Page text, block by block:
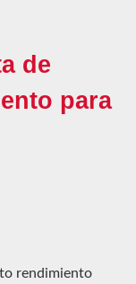
de
para